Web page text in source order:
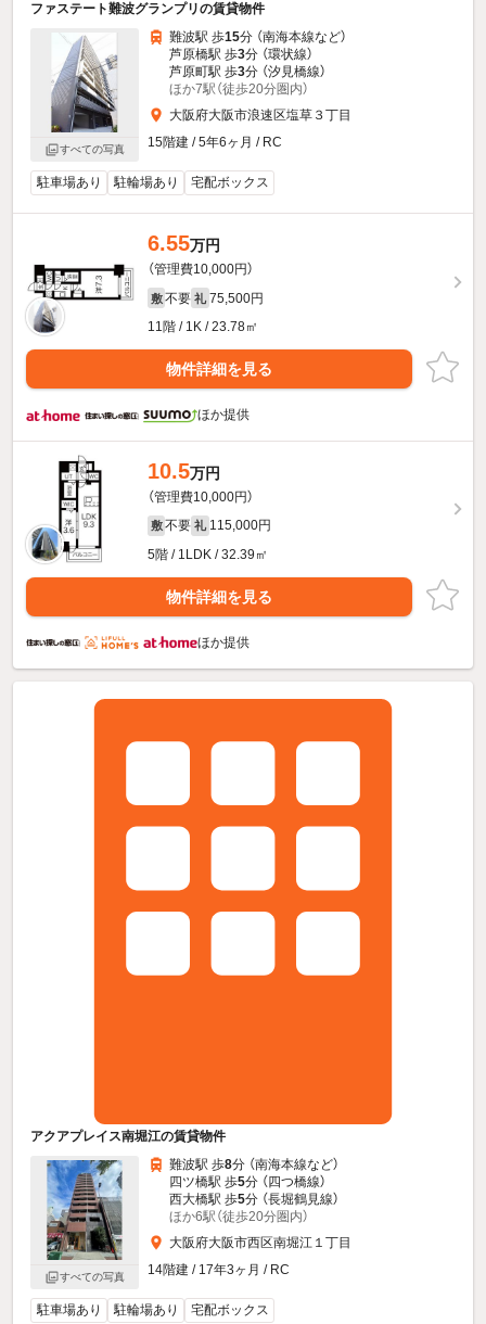
ファステート難波グランプリの賃貸物件
すべての写真
難波駅 歩15分 （南海本線など）
芦原橋駅 歩3分 （環状線）
芦原町駅 歩3分 （汐見橋線）
ほか7駅（徒歩20分圏内）
大阪府大阪市浪速区塩草３丁目
15階建 / 5年6ヶ月 / RC
駐車場あり 駐輪場あり 宅配ボックス
6.55万円
（管理費10,000円）
敷 不要 礼 75,500円
11階 / 1K / 23.78㎡
物件詳細を見る
ほか提供
10.5万円
（管理費10,000円）
敷 不要 礼 115,000円
5階 / 1LDK / 32.39㎡
物件詳細を見る
ほか提供
アクアプレイス南堀江の賃貸物件
すべての写真
難波駅 歩8分 （南海本線など）
四ツ橋駅 歩5分 （四つ橋線）
西大橋駅 歩5分 （長堀鶴見線）
ほか6駅（徒歩20分圏内）
大阪府大阪市西区南堀江１丁目
14階建 / 17年3ヶ月 / RC
駐車場あり 駐輪場あり 宅配ボックス